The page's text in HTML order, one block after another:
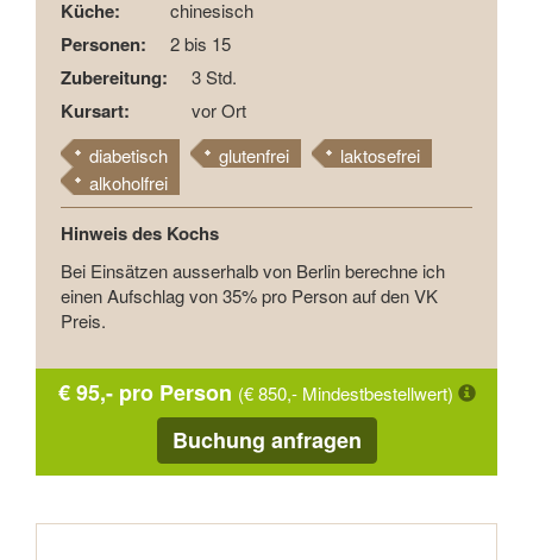
Küche: chinesisch
Personen: 2 bis 15
Zubereitung: 3 Std.
Kursart:
vor Ort
diabetisch
glutenfrei
laktosefrei
alkoholfrei
Hinweis des Kochs
Bei Einsätzen ausserhalb von Berlin berechne ich
einen Aufschlag von 35% pro Person auf den VK
Preis.
€ 95,- pro Person (€ 850,- Mindestbestellwert)
Buchung anfragen